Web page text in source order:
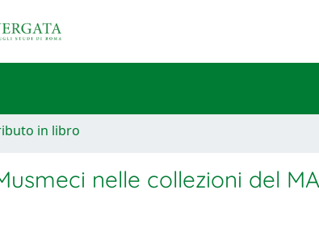
in libro
nelle collezioni del